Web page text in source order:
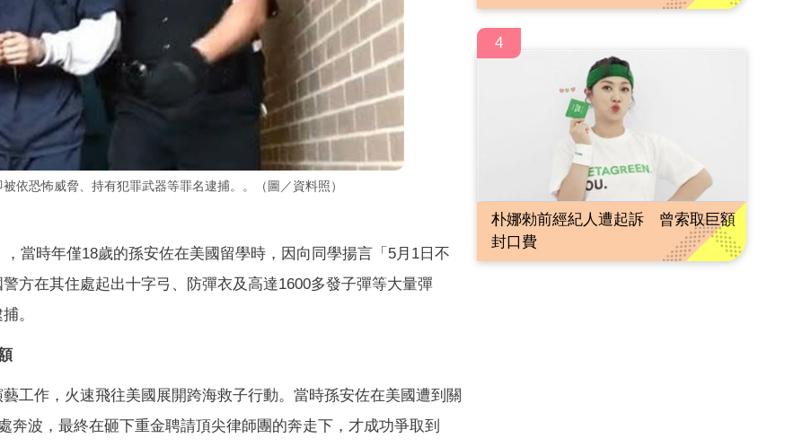
依恐怖威脅、持有犯罪武器等罪名逮捕。。（圖／資料照）
當時年僅18歲的孫安佐在美國留學時，因向同學揚言「5月1日不
方在其住處起出十字弓、防彈衣及高達1600多發子彈等大量彈
。
工作，火速飛往美國展開跨海救子行動。當時孫安佐在美國遭到關
奔波，最終在砸下重金聘請頂尖律師團的奔走下，才成功爭取到
4
朴娜勑前經紀人遭起訴 曾索取巨額
封口費